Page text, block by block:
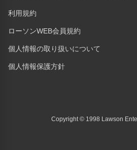
利用規約
ローソンWEB会員規約
個人情報の取り扱いについて
個人情報保護方針
Copyright © 1998 Lawson